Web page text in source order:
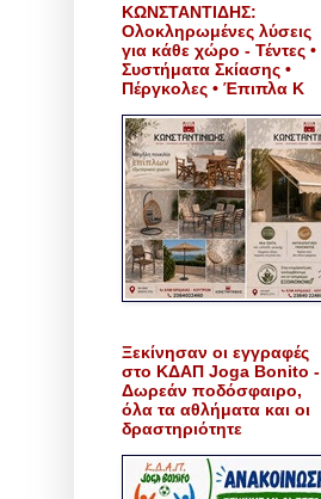
ΚΩΝΣΤΑΝΤΙΔΗΣ:
Ολοκληρωμένες λύσεις
για κάθε χώρο - Τέντες •
Συστήματα Σκίασης •
Πέργκολες • Έπιπλα Κ
Ξεκίνησαν οι εγγραφές
στο ΚΔΑΠ Joga Bonito -
Δωρεάν ποδόσφαιρο,
όλα τα αθλήματα και οι
δραστηριότητε